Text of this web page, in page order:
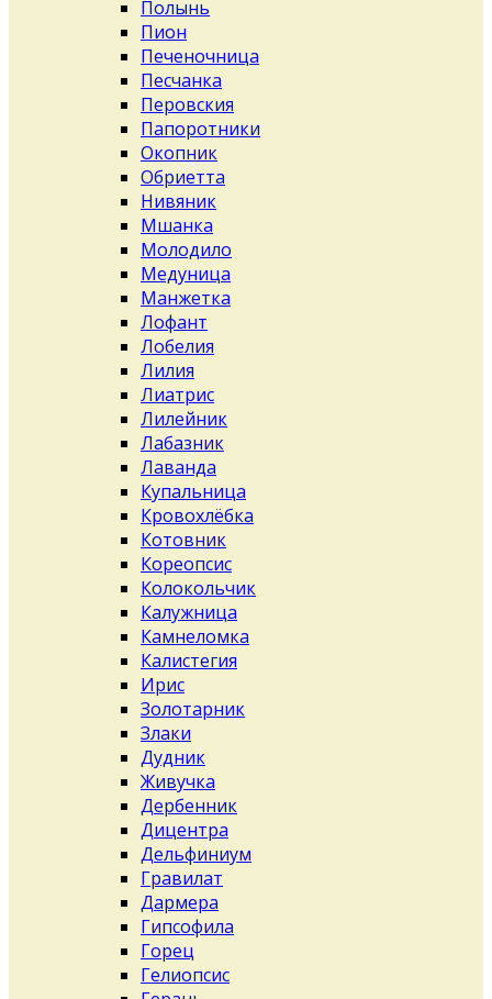
Полынь
Пион
Печеночница
Песчанка
Перовския
Папоротники
Окопник
Обриетта
Нивяник
Мшанка
Молодило
Медуница
Манжетка
Лофант
Лобелия
Лилия
Лиатрис
Лилейник
Лабазник
Лаванда
Купальница
Кровохлёбка
Котовник
Кореопсис
Колокольчик
Калужница
Камнеломка
Калистегия
Ирис
Золотарник
Злаки
Дудник
Живучка
Дербенник
Дицентра
Дельфиниум
Гравилат
Дармера
Гипсофила
Горец
Гелиопсис